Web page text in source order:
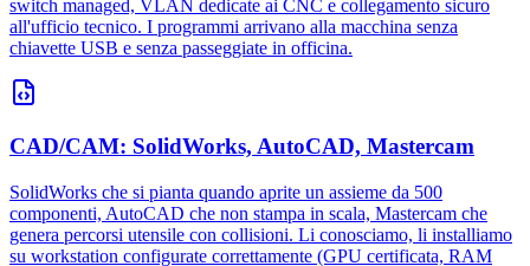
switch managed, VLAN dedicate ai CNC e collegamento sicuro
all'ufficio tecnico. I programmi arrivano alla macchina senza
chiavette USB e senza passeggiate in officina.
CAD/CAM: SolidWorks, AutoCAD, Mastercam
SolidWorks che si pianta quando aprite un assieme da 500
componenti, AutoCAD che non stampa in scala, Mastercam che
genera percorsi utensile con collisioni. Li conosciamo, li installiamo
su workstation configurate correttamente (GPU certificata, RAM